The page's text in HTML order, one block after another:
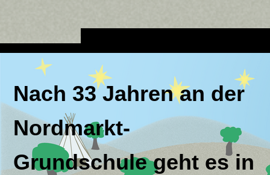
Nach 33 Jahren an der
Nordmarkt-
Grundschule geht es in